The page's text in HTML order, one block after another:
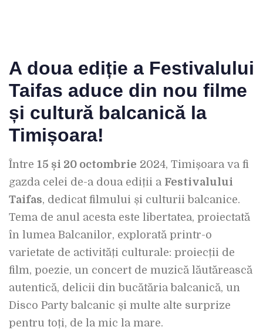
A doua ediție a Festivalului
Taifas aduce din nou filme
și cultură balcanică la
Timișoara!
Între 15 și 20 octombrie 2024, Timișoara va fi
gazda celei de-a doua ediții a Festivalului
Taifas, dedicat filmului și culturii balcanice.
Tema de anul acesta este libertatea, proiectată
în lumea Balcanilor, explorată printr-o
varietate de activități culturale: proiecții de
film, poezie, un concert de muzică lăutărească
autentică, delicii din bucătăria balcanică, un
Disco Party balcanic și multe alte surprize
pentru toți, de la mic la mare.